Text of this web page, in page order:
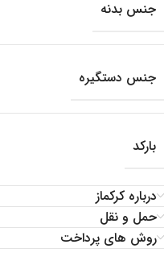
جنس بدنه
جنس دستگیره
بارکد
درباره کرکماز
حمل و نقل
روش های پرداخت